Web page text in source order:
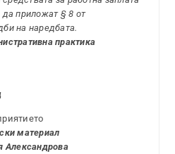
приложат § 8 от
на наредбата.
практика
материал
Александрова